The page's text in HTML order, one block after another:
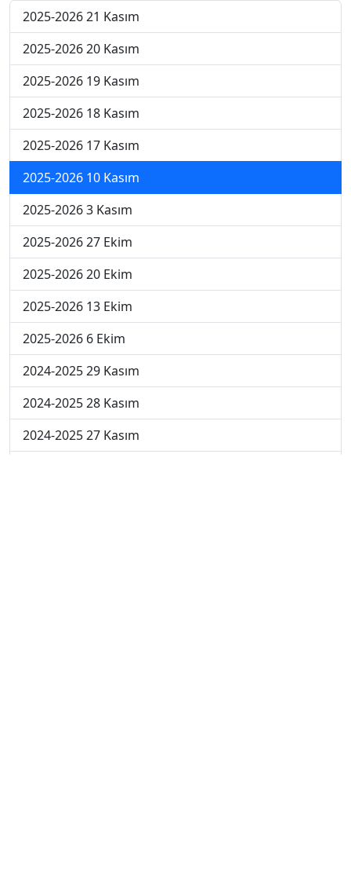
2025-2026 21 Kasım
2025-2026 20 Kasım
2025-2026 19 Kasım
2025-2026 18 Kasım
2025-2026 17 Kasım
2025-2026 10 Kasım
2025-2026 3 Kasım
2025-2026 27 Ekim
2025-2026 20 Ekim
2025-2026 13 Ekim
2025-2026 6 Ekim
2024-2025 29 Kasım
2024-2025 28 Kasım
2024-2025 27 Kasım